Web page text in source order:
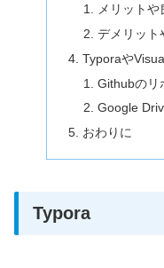
メリットや
デメリット
Typoraや
Githubのリ
Google
おわりに
Typora